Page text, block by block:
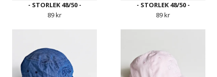
- STORLEK 48/50 -
89 kr
- STORLEK 48/50 -
89 kr